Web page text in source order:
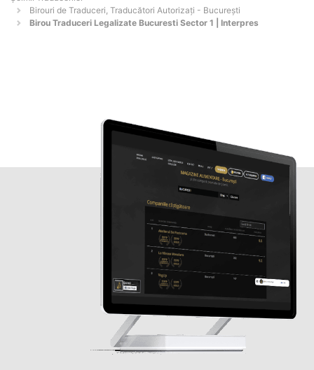
Birouri de Traduceri, Traducători Autorizați - Bucureşti
Birou Traduceri Legalizate Bucuresti Sector 1 | Interpres